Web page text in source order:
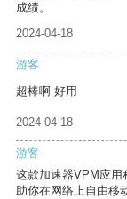
成绩。
2024-04-18
游客
超棒啊 好用
2024-04-18
游客
这款加速器VPM应用
助你在网络上自由移